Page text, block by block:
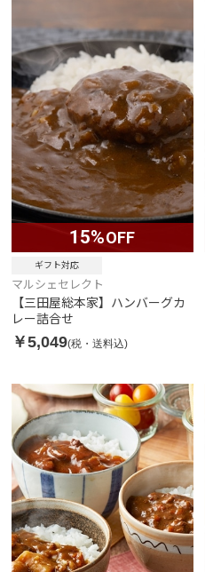
15%OFF
ギフト対応
マルシェセレクト
【三田屋総本家】ハンバーグカ
レー詰合せ
￥5,049(税・送料込)